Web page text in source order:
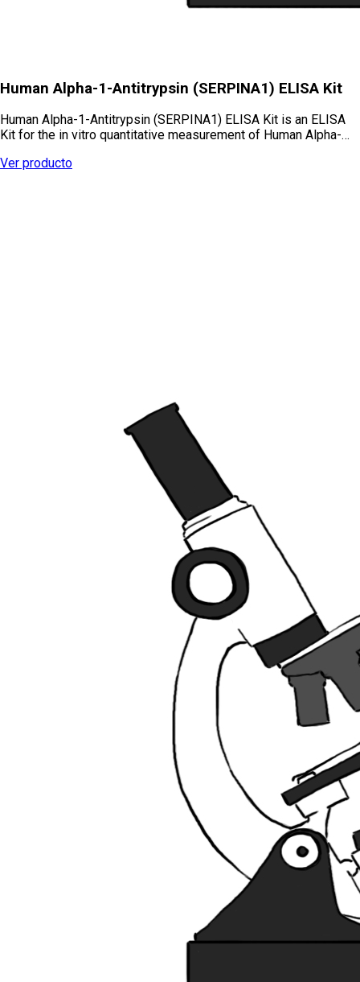
Human Alpha-1-Antitrypsin (SERPINA1) ELISA Kit
Human Alpha-1-Antitrypsin (SERPINA1) ELISA Kit is an ELISA
Kit for the in vitro quantitative measurement of Human Alpha-…
Ver producto